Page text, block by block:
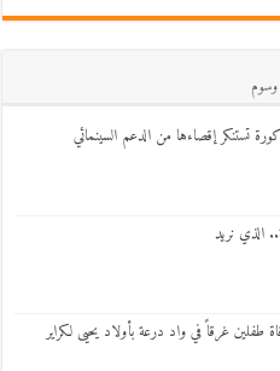
وسوم
تستنكر إقصاءها من الدعم السينمائي
الذي نريد
طفلين غرقاً في واد درعة بأولاد يحيى لكراير